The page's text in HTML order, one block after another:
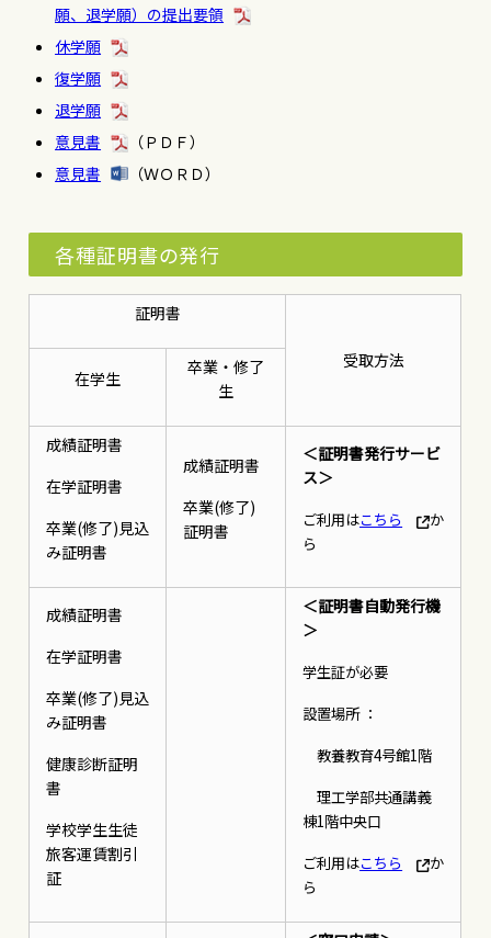
願、退学願）の提出要領
休学願
復学願
退学願
意見書
（ＰＤＦ）
意見書
（ＷＯＲＤ）
各種証明書の発行
証明書
受取方法
在学生
卒業・修了
生
成績証明書
在学証明書
卒業(修了)見込
み証明書
成績証明書
卒業(修了)
証明書
＜証明書発行サービ
ス＞
ご利用はこちら
か
ら
成績証明書
在学証明書
卒業(修了)見込
み証明書
健康診断証明
書
学校学生生徒
旅客運賃割引
証
＜証明書自動発行機
＞
学生証が必要
設置場所 ：
教養教育4号館1階
理工学部共通講義
棟1階中央口
ご利用はこちら
か
ら